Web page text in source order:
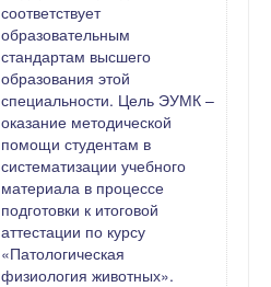
соответствует
образовательным
стандартам высшего
образования этой
специальности. Цель ЭУМК –
оказание методической
помощи студентам в
систематизации учебного
материала в процессе
подготовки к итоговой
аттестации по курсу
«Патологическая
физиология животных».